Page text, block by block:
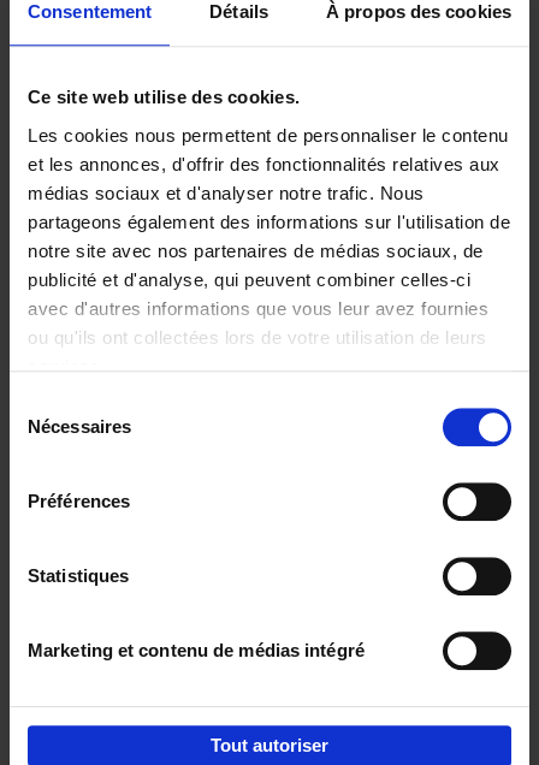
Consentement Détails À propos des cookies
Ce site web utilise des cookies.
Les cookies nous permettent de personnaliser le contenu
et les annonces, d'offrir des fonctionnalités relatives aux
médias sociaux et d'analyser notre trafic. Nous
partageons également des informations sur l'utilisation de
notre site avec nos partenaires de médias sociaux, de
publicité et d'analyse, qui peuvent combiner celles-ci
avec d'autres informations que vous leur avez fournies
ou qu'ils ont collectées lors de votre utilisation de leurs
Nécessaires
Préférences
Statistiques
Marketing et contenu de médias intégré
Tout autoriser
Building Bonds = Building
Business
Jochen Roef Jozefien De Feyter
Carolien Boom
Couverture souple
2025 200
€29,99
Digital marketing like a PRO -
completely revised edition (EN)